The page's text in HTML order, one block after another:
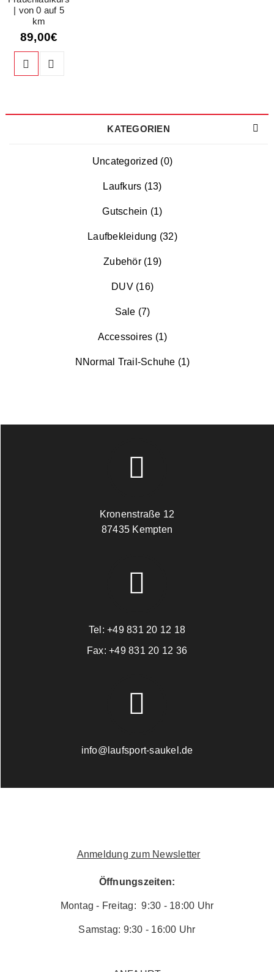
KATEGORIEN
Uncategorized (0)
Laufkurs (13)
Gutschein (1)
Laufbekleidung (32)
Zubehör (19)
DUV (16)
Sale (7)
Accessoires (1)
NNormal Trail-Schuhe (1)
| von 0 auf 5
km
89,00€
Kronenstraße 12
87435 Kempten
Tel: +49 831 20 12 18
Fax: +49 831 20 12 36
info@laufsport-saukel.de
Anmeldung zum Newsletter
Öffnungszeiten:
Montag - Freitag: 9:30 - 18:00 Uhr
Samstag: 9:30 - 16:00 Uhr